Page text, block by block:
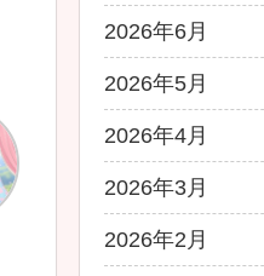
2026年6月
2026年5月
2026年4月
2026年3月
2026年2月